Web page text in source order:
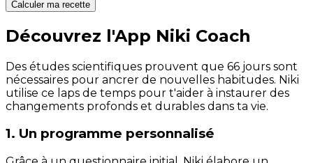
Calculer ma recette
Découvrez l'App Niki Coach
Des études scientifiques prouvent que 66 jours sont
nécessaires pour ancrer de nouvelles habitudes. Niki
utilise ce laps de temps pour t'aider à instaurer des
changements profonds et durables dans ta vie.
1. Un programme personnalisé